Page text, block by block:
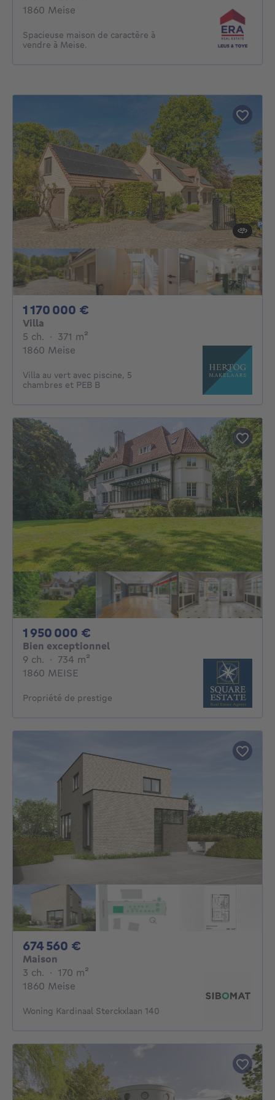
1860 Meise
Spacieuse maison de caractère à
vendre à Meise.
1 170 000 €
Villa
5 ch. 5 chambres
· 371 m²
1860 Meise
Villa au vert avec piscine, 5
chambres et PEB B
1 950 000 €
Bien exceptionnel
9 ch. 9 chambres
· 734 m²
1860 MEISE
Propriété de prestige
674 560 €
Maison
3 ch. 3 chambres
· 170 m²
1860 Meise
Woning Kardinaal Sterckxlaan 140